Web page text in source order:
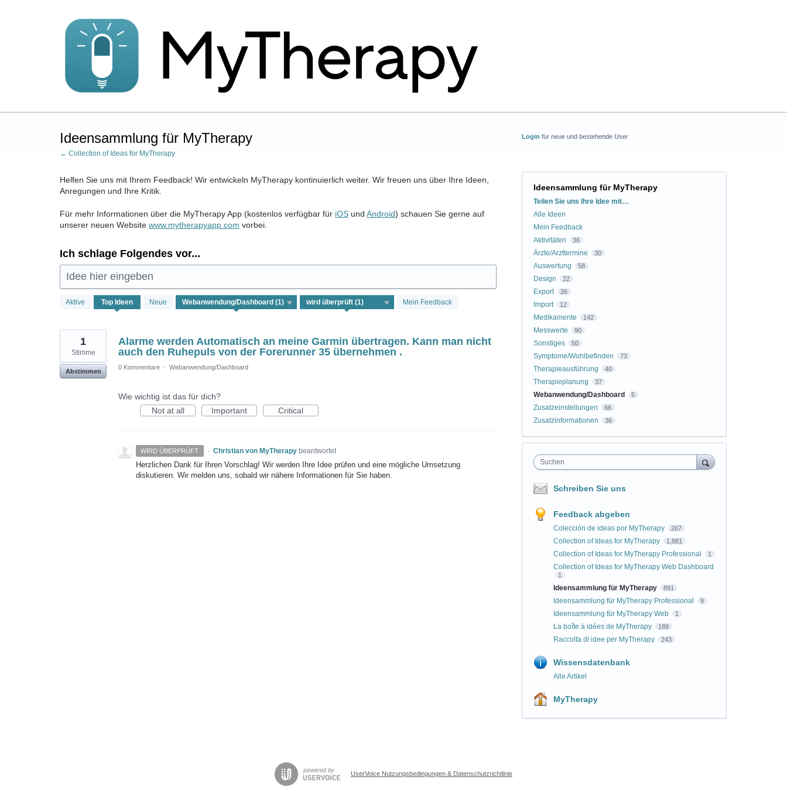
Ideensammlung für MyTherapy
← Collection of Ideas for MyTherapy
Helfen Sie uns mit Ihrem Feedback! Wir entwickeln MyTherapy kontinuierlich weiter. Wir freuen uns über Ihre Ideen,
Anregungen und Ihre Kritik.
Für mehr Informationen über die MyTherapy App (kostenlos verfügbar für iOS und Android) schauen Sie gerne auf
unserer neuen Website www.mytherapyapp.com vorbei.
Ich schlage Folgendes vor...
Idee hier eingeben
Aktive Top Ideen Neue Mein Feedback
Ergebnis
Alarme werden Automatisch an meine Garmin übertragen. Kann man nicht
auch den Ruhepuls von der Forerunner 35 übernehmen .
1
Stimme
Abstimmen
0 Kommentare · Webanwendung/Dashboard
Wie wichtig ist das für dich?
Not at all
Important Critical
WIRD ÜBERPRÜFT · Christian von MyTherapy beantwortet
Herzlichen Dank für Ihren Vorschlag! Wir werden Ihre Idee prüfen und eine mögliche Umsetzung
diskutieren. Wir melden uns, sobald wir nähere Informationen für Sie haben.
Login für neue und bestehende User
Ideensammlung für MyTherapy
Kategorien
Teilen Sie uns Ihre Idee mit…
Alle Ideen
Mein Feedback
Aktivitäten
36
Ärzte/Arzttermine 30
Auswertung 58
Design 22
Export 26
Import 12
Medikamente 142
Messwerte 90
Sonstiges 50
Symptome/Wohlbefinden 73
Therapieausführung 40
Therapieplanung 37
Webanwendung/Dashboard 5
Zusatzeinstellungen 66
Zusatzinformationen 36
Suchen
Schreiben Sie uns
Feedback abgeben
Colección de ideas por MyTherapy 267
Collection of Ideas for MyTherapy 1,881
Collection of Ideas for MyTherapy Professional 1
Collection of Ideas for MyTherapy Web Dashboard
1
Ideensammlung für MyTherapy 891
Ideensammlung für MyTherapy Professional 9
Ideensammlung für MyTherapy Web 1
La boîte à idées de MyTherapy 189
Raccolta di idee per MyTherapy 243
Wissensdatenbank
Alle Artikel
MyTherapy
UserVoice Nutzungsbedingungen & Datenschutzrichtlinie